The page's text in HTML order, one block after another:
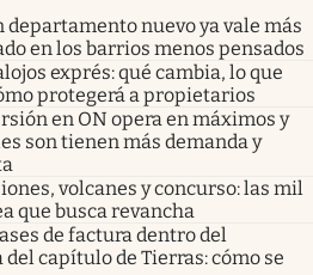
departamento nuevo ya vale más
en los barrios menos pensados
exprés: qué cambia, lo que
protegerá a propietarios
en ON opera en máximos y
son tienen más demanda y
volcanes y concurso: las mil
que busca revancha
de factura dentro del
capítulo de Tierras: cómo se